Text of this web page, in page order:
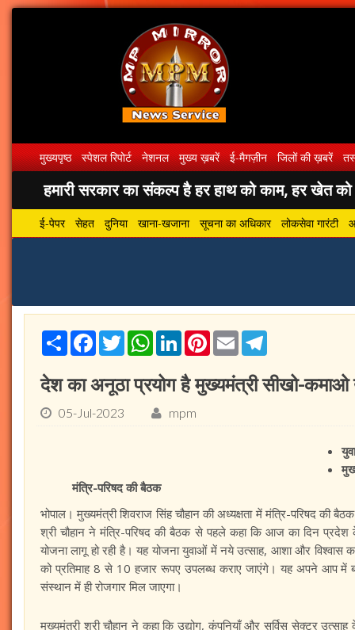
मुख्यपृष्ठ स्पेशल रिपोर्ट नेशनल मुख्य ख़बरें ई-मैगज़ीन जिलों की ख़बरें
हमारी सरकार का संकल्प है हर हाथ को काम, हर खेत को
ई-पेपर सेहत दुनिया खाना-खजाना सूचना का अधिकार लोकसेवा गारंटी
ShareFacebook
TwitterWhatsApp
LinkedInPinterest
Email
देश का अनूठा प्रयोग है मुख्यमंत्री सीखो-कमाओ
05-Jul-2023 mpm
मंत्रि-परिषद की बैठक
भोपाल। मुख्यमंत्री शिवराज सिंह चौहान की अध्यक्षता में मंत्रि-परिषद
श्री चौहान ने मंत्रि-परिषद की बैठक से पहले कहा कि आज का दिन
योजना लागू हो रही है। यह योजना युवाओं में नये उत्साह, आशा और
को प्रतिमाह 8 से 10 हजार रूपए उपलब्ध कराए जाएंगे। यह अपने आप
संस्थान में ही रोजगार मिल जाएगा।
मुख्यमंत्री श्री चौहान ने कहा कि उद्योग, कंपनियाँ और सर्विस सेक्टर